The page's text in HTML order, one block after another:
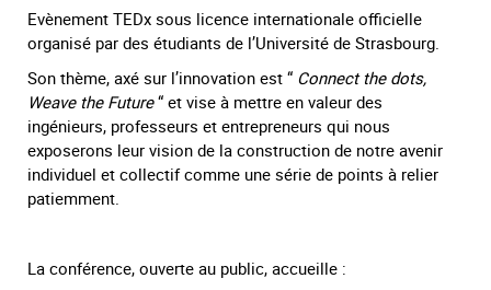
Evènement TEDx sous licence internationale officielle
organisé par des étudiants de l’Université de Strasbourg.
Son thème, axé sur l’innovation est “ Connect the dots,
Weave the Future“ et vise à mettre en valeur des
ingénieurs, professeurs et entrepreneurs qui nous
exposerons leur vision de la construction de notre avenir
individuel et collectif comme une série de points à relier
patiemment.
La conférence, ouverte au public, accueille :